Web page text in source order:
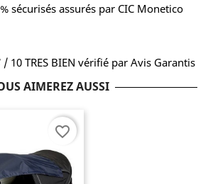
sécurisés assurés par CIC Monetico
10 TRES BIEN vérifié par Avis Garantis
AIMEREZ AUSSI
favorite_border